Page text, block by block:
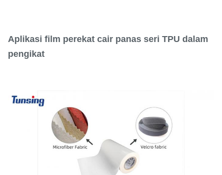
Aplikasi film perekat cair panas seri TPU dalam
pengikat